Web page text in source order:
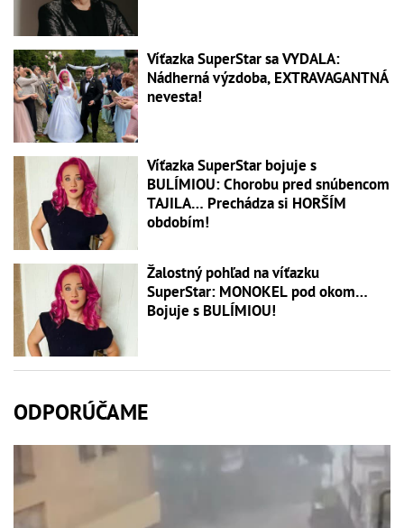
Víťazka SuperStar sa VYDALA:
Nádherná výzdoba, EXTRAVAGANTNÁ
nevesta!
Víťazka SuperStar bojuje s
BULÍMIOU: Chorobu pred snúbencom
TAJILA… Prechádza si HORŠÍM
obdobím!
Žalostný pohľad na víťazku
SuperStar: MONOKEL pod okom…
Bojuje s BULÍMIOU!
ODPORÚČAME